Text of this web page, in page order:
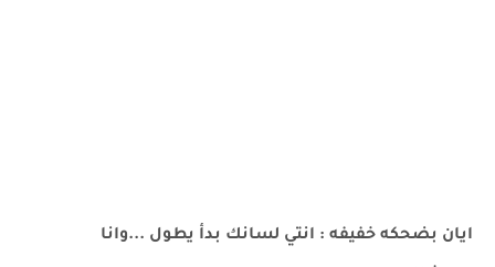
ايان بضحكه خفيفه : انتي لسانك بدأ يطول ...وانا